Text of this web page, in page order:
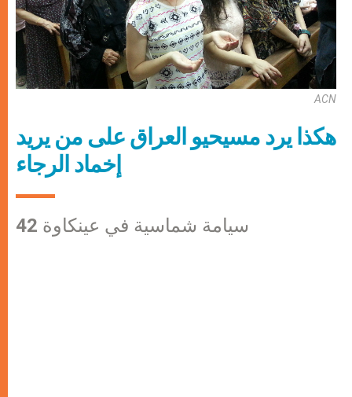
ACN
هكذا يرد مسيحيو العراق على من يريد
إخماد الرجاء
42 سيامة شماسية في عينكاوة